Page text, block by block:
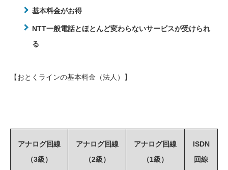
基本料金がお得
NTT一般電話とほとんど変わらないサービスが受けられ
る
【おとくラインの基本料金（法人）】
アナログ回線
（3級）
アナログ回線
（2級）
アナログ回線
（1級）
ISDN
回線